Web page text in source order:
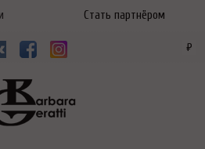
Стать партнёром
₽